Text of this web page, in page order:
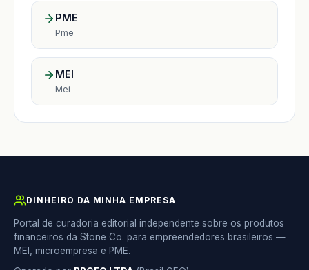
PME
Pme
MEI
Mei
DINHEIRO DA MINHA EMPRESA
Portal de curadoria editorial independente sobre os produtos
financeiros da Stone Co. para empreendedores brasileiros —
MEI, microempresa e PME.